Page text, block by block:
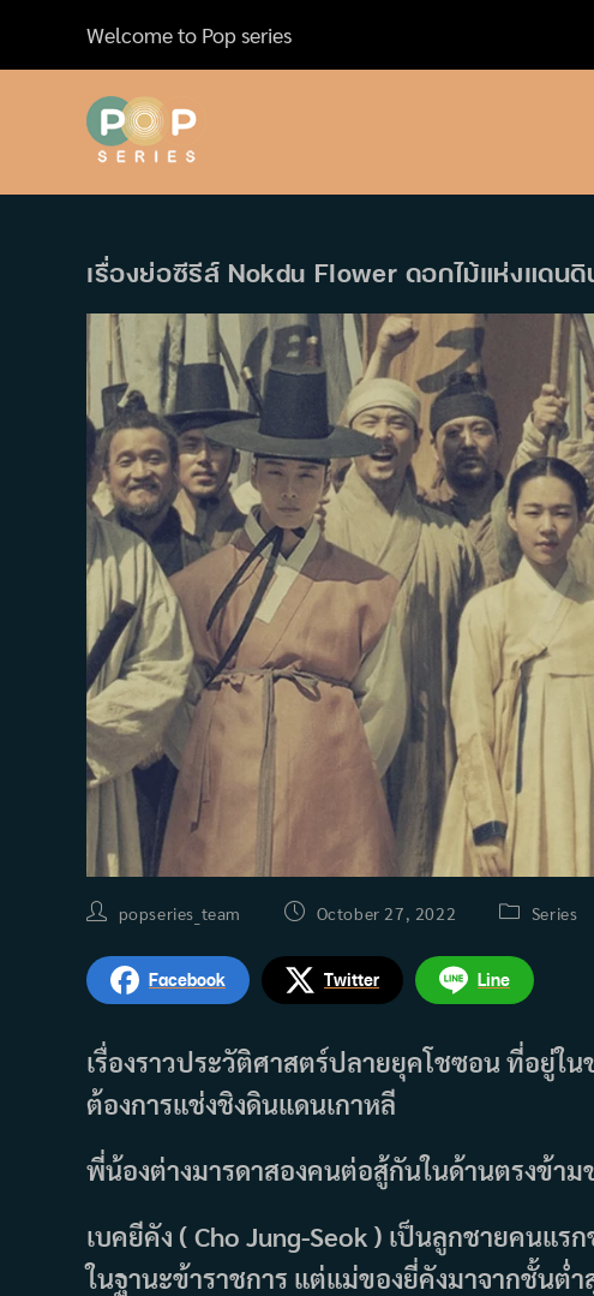
content
Welcome to Pop series
เรื่องย่อซีรีส์ Nokdu Flower ดอกไม้แห่งแดนดิ
Postpopseries_team
PostOctober 27, 2022
PostSeries
Facebook Twitter Line
เรื่องราวประวัติศาสตร์ปลายยุคโชซอน ที่อยู่ใ
ต้องการแช่งชิงดินแดนเกาหลี
พี่น้องต่างมารดาสองคนต่อสู้กันในด้านตรงข้าม
เบคยีคัง ( Cho Jung-Seok ) เป็นลูกชายคนแร
ในฐานะข้าราชการ แต่แม่ของยี่คังมาจากชั้นต่